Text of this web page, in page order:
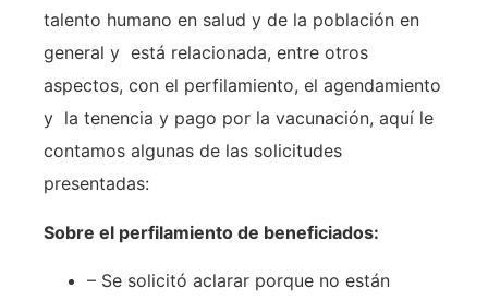
talento humano en salud y de la población en
general y está relacionada, entre otros
aspectos, con el perfilamiento, el agendamiento
y la tenencia y pago por la vacunación, aquí le
contamos algunas de las solicitudes
presentadas:
Sobre el perfilamiento de beneficiados:
– Se solicitó aclarar porque no están